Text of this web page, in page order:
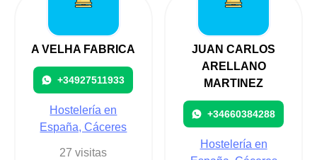
A VELHA FABRICA
+34927511933
Hostelería en
España, Cáceres
27 visitas
JUAN CARLOS
ARELLANO
MARTINEZ
+34660384288
Hostelería en